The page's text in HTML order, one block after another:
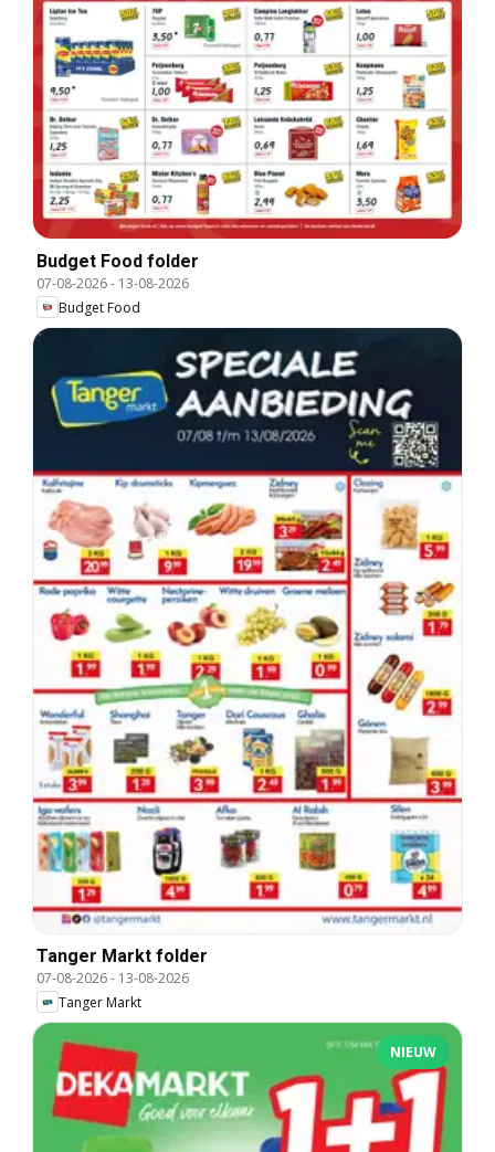
Budget Food folder
07-08-2026- 13-08-2026
Budget Food
Tanger Markt folder
07-08-2026- 13-08-2026
Tanger Markt
NIEUW